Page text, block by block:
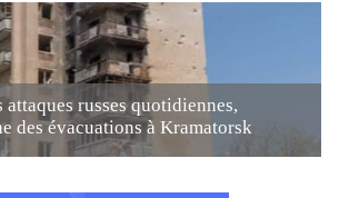
attaques russes quotidiennes,
des évacuations à Kramatorsk